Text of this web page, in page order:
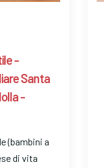
-
Santa
-
(bambini a
di vita